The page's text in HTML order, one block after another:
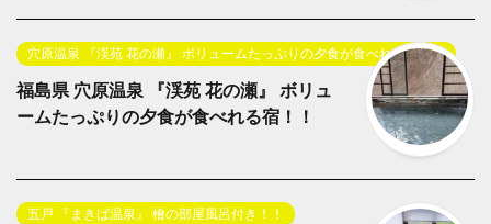
穴原温泉 『渓苑 花の瀬』 ボリュームたっぷりの夕食が食べれる宿！！
福島県 穴原温泉 『渓苑 花の瀬』 ボリュ
ームたっぷりの夕食が食べれる宿！！
五戸 『まきば温泉』 檜の部屋風呂付き！！